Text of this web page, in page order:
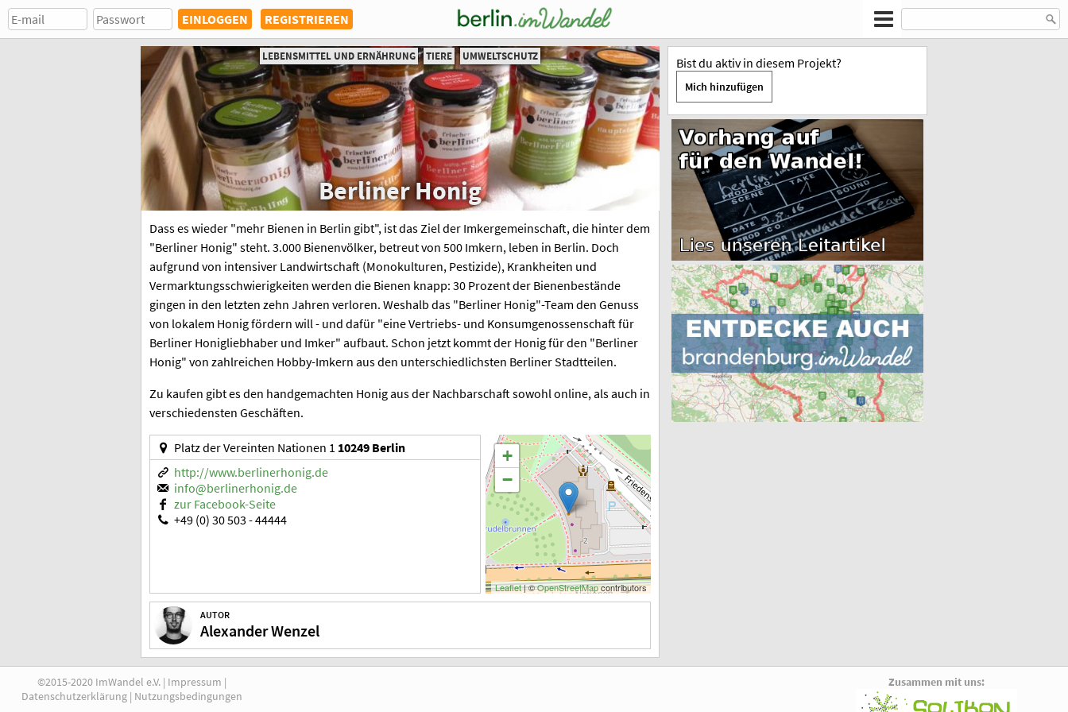
REGISTRIEREN
LEBENSMITTEL UND ERNÄHRUNG TIERE UMWELTSCHUTZ
Berliner Honig
Dass es wieder "mehr Bienen in Berlin gibt", ist das Ziel der Imkergemeinschaft, die hinter dem
"Berliner Honig" steht. 3.000 Bienenvölker, betreut von 500 Imkern, leben in Berlin. Doch
aufgrund von intensiver Landwirtschaft (Monokulturen, Pestizide), Krankheiten und
Vermarktungsschwierigkeiten werden die Bienen knapp: 30 Prozent der Bienenbestände
gingen in den letzten zehn Jahren verloren. Weshalb das "Berliner Honig"-Team den Genuss
von lokalem Honig fördern will - und dafür "eine Vertriebs- und Konsumgenossenschaft für
Berliner Honigliebhaber und Imker" aufbaut. Schon jetzt kommt der Honig für den "Berliner
Honig" von zahlreichen Hobby-Imkern aus den unterschiedlichsten Berliner Stadtteilen.
Zu kaufen gibt es den handgemachten Honig aus der Nachbarschaft sowohl online, als auch in
verschiedensten Geschäften.
+
−
Leaflet| ©OpenStreetMapcontributors
Platz der Vereinten Nationen 1 10249 Berlin
http://www.berlinerhonig.de
info@berlinerhonig.de
zur Facebook-Seite
+49 (0) 30 503 - 44444
AUTOR
Alexander Wenzel
Bist du aktiv in diesem Projekt?
Mich hinzufügen
©2015-2020 ImWandel e.V. | Impressum |
Datenschutzerklärung| Nutzungsbedingungen
Zusammen mit uns: